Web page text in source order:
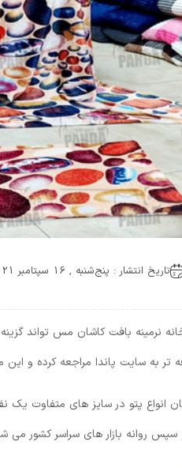
تاریخ انتشار : پنج‌شنبه , 16 سپتامبر 2021
نرمینه بافت کاشان مس تواند
به سایت پاندا مراجعه کرده و
انواع پتو در سایز های متفاوت
روانه بازار های سراسر کشور می